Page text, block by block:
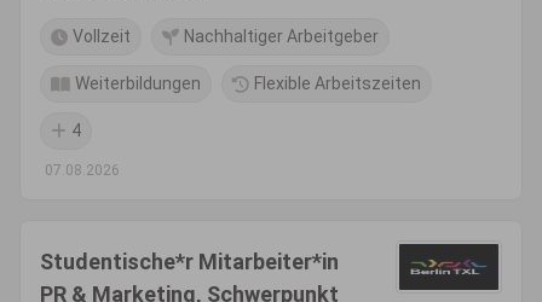
Vollzeit Nachhaltiger Arbeitgeber
Weiterbildungen Flexible Arbeitszeiten
4
07.08.2026
Studentische*r Mitarbeiter*in
PR & Marketing, Schwerpunkt